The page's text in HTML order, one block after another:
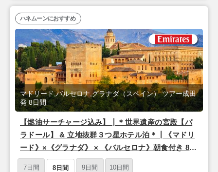
【燃油サーチャージ込み】┃＊世界遺産の宮殿【パ
ラドール】 & 立地抜群３つ星ホテル泊＊┃《マドリ
ード》×《グラナダ》 × 《バルセロナ》朝食付き 8日
間【成田夜発/エミレーツ航空利用】
マドリード,バルセロナ,グラナダ（スペイン） ツアー成田
発 8日間
ハネムーンにおすすめ
7日間 8日間 9日間 10日間